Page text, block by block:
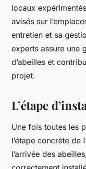
locaux
avisés sur
entretien et sa
experts assure une
d’abeilles et
projet.
L’étape
Une fois toutes les
l’étape concrète de
l’arrivée des